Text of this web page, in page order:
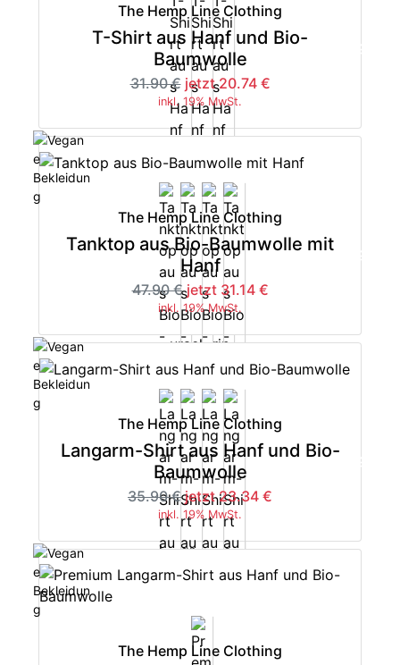
The Hemp Line Clothing
T-Shirt aus Hanf und Bio-
Baumwolle
31.90 € jetzt 20.74 €
inkl. 19% MwSt.
-35%
The Hemp Line Clothing
Tanktop aus Bio-Baumwolle mit
Hanf
47.90 € jetzt 31.14 €
inkl. 19% MwSt.
-35%
The Hemp Line Clothing
Langarm-Shirt aus Hanf und Bio-
Baumwolle
35.90 € jetzt 23.34 €
inkl. 19% MwSt.
-35%
The Hemp Line Clothing